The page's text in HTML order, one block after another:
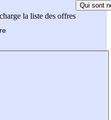
la liste des offres
Qui sont